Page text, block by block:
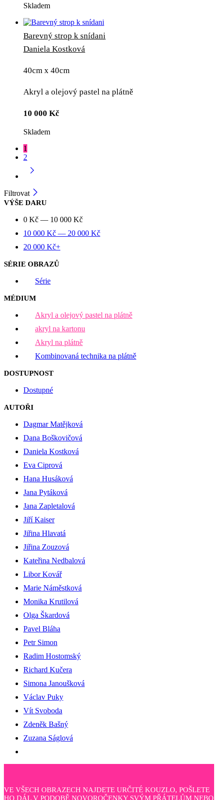
Skladem
Barevný strop k snídani
Daniela Kostková
40cm x 40cm
Akryl a olejový pastel na plátně
10 000 Kč
Skladem
1
2
Filtrovat
VÝŠE DARU
0 Kč — 10 000 Kč
10 000 Kč — 20 000 Kč
20 000 Kč+
SÉRIE OBRAZŮ
Série
MÉDIUM
Akryl a olejový pastel na plátně
akryl na kartonu
Akryl na plátně
Kombinovaná technika na plátně
DOSTUPNOST
Dostupné
AUTOŘI
Dagmar Matějková
Dana Boškovičová
Daniela Kostková
Eva Ciprová
Hana Husáková
Jana Pytáková
Jana Zapletalová
Jiří Kaiser
Jiřina Hlavatá
Jiřina Zouzová
Kateřina Nedbalová
Libor Kovář
Marie Náměstková
Monika Krutilová
Olga Škardová
Pavel Bláha
Petr Simon
Radim Hostomský
Richard Kučera
Simona Janoušková
Václav Puky
Vít Svoboda
Zdeněk Bašný
Zuzana Ságlová
VE VŠECH OBRAZECH NAJDETE URČITÉ KOUZLO, POŠLETE
HO DÁL V PODOBĚ NOVOROČENKY SVÝM PŘÁTELŮM NEBO